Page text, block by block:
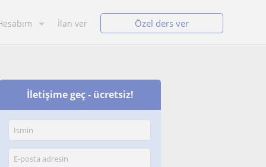
İlan ver Özel ders ver
İletişime geç - ücretsiz!